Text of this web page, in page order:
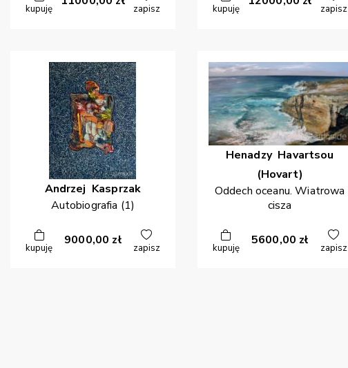
kupuję zapisz kupuję zapisz
Andrzej Kasprzak
Autobiografia (1)
kupuję
9000,00 zł
zapisz
Henadzy Havartsou
(Hovart)
Oddech oceanu. Wiatrowa
cisza
kupuję
5600,00 zł
zapisz